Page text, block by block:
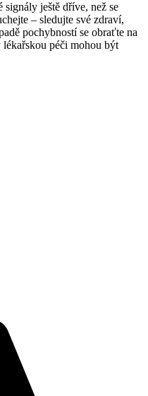
signály ještě dříve, než se
– sledujte své zdraví,
pochybností se obraťte na
péči mohou být